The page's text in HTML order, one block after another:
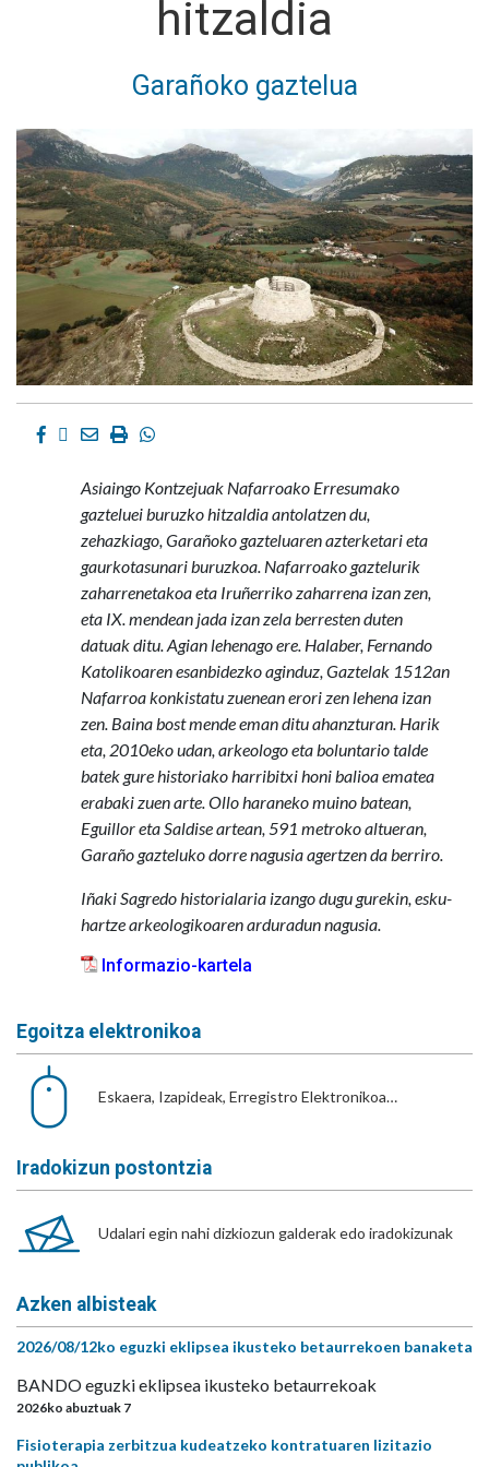
hitzaldia
Garañoko gaztelua
Facebook
Twitter
EmailImprimirWhatsapp
Asiaingo Kontzejuak Nafarroako Erresumako
gazteluei buruzko hitzaldia antolatzen du,
zehazkiago, Garañoko gazteluaren azterketari eta
gaurkotasunari buruzkoa. Nafarroako gaztelurik
zaharrenetakoa eta Iruñerriko zaharrena izan zen,
eta IX. mendean jada izan zela berresten duten
datuak ditu. Agian lehenago ere. Halaber, Fernando
Katolikoaren esanbidezko aginduz, Gaztelak 1512an
Nafarroa konkistatu zuenean erori zen lehena izan
zen. Baina bost mende eman ditu ahanzturan. Harik
eta, 2010eko udan, arkeologo eta boluntario talde
batek gure historiako harribitxi honi balioa ematea
erabaki zuen arte. Ollo haraneko muino batean,
Eguillor eta Saldise artean, 591 metroko altueran,
Garaño gazteluko dorre nagusia agertzen da berriro.
Iñaki Sagredo historialaria izango dugu gurekin, esku-
hartze arkeologikoaren arduradun nagusia.
Informazio-kartela
Egoitza elektronikoa
Eskaera, Izapideak, Erregistro Elektronikoa…
Iradokizun postontzia
Udalari egin nahi dizkiozun galderak edo iradokizunak
Azken albisteak
2026/08/12ko eguzki eklipsea ikusteko betaurrekoen banaketa
BANDO eguzki eklipsea ikusteko betaurrekoak
2026ko abuztuak 7
Fisioterapia zerbitzua kudeatzeko kontratuaren lizitazio